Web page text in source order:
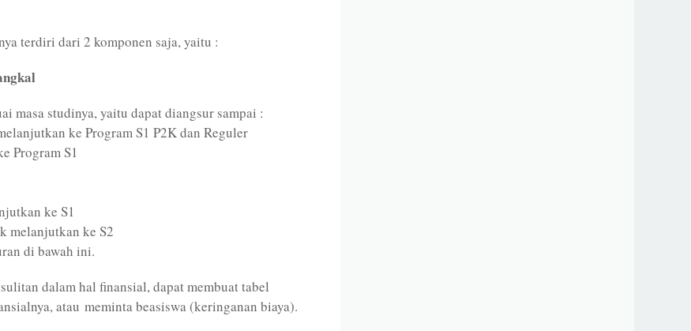
terdiri dari 2 komponen saja, yaitu :
masa studinya, yaitu dapat diangsur sampai :
ke Program S1 P2K dan Reguler
Program S1
ke S1
melanjutkan ke S2
di bawah ini.
dalam hal finansial, dapat membuat tabel
atau meminta beasiswa (keringanan biaya).